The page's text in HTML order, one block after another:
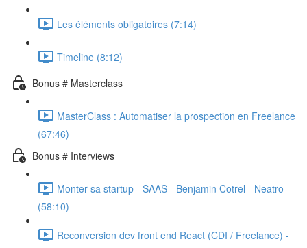
Les éléments obligatoires (7:14)
Timeline (8:12)
Bonus # Masterclass
MasterClass : Automatiser la prospection en Freelance
(67:46)
Bonus # Interviews
Monter sa startup - SAAS - Benjamin Cotrel - Neatro
(58:10)
Reconversion dev front end React (CDI / Freelance) -